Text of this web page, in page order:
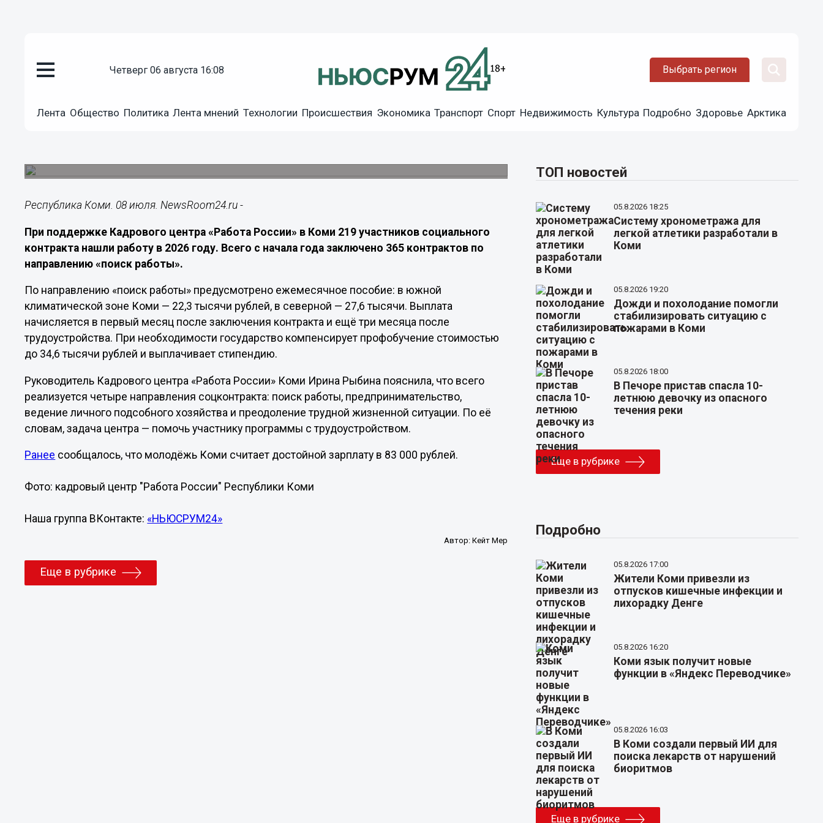
четверг 06 августа 16:08 Выбрать регион
Лента Общество Политика Лента мнений Технологии Происшествия Экономика Транспорт Спорт Недвижимость Культура Подробно Здоровье Арктика
Более 200 жителей Коми нашли работу по соцконтракту в
Республика Коми. 08 июля. NewsRoom24.ru -
При поддержке Кадрового центра «Работа России» в Коми 219 участников социального
контракта нашли работу в 2026 году. Всего с начала года заключено 365 контрактов по
направлению «поиск работы».
По направлению «поиск работы» предусмотрено ежемесячное пособие: в южной
климатической зоне Коми — 22,3 тысячи рублей, в северной — 27,6 тысячи. Выплата
начисляется в первый месяц после заключения контракта и ещё три месяца после
трудоустройства. При необходимости государство компенсирует профобучение стоимостью
до 34,6 тысячи рублей и выплачивает стипендию.
Руководитель Кадрового центра «Работа России» Коми Ирина Рыбина пояснила, что всего
реализуется четыре направления соцконтракта: поиск работы, предпринимательство,
ведение личного подсобного хозяйства и преодоление трудной жизненной ситуации. По её
словам, задача центра — помочь участнику программы с трудоустройством.
Ранее сообщалось, что молодёжь Коми считает достойной зарплату в 83 000 рублей.
Фото: кадровый центр "Работа России" Республики Коми
Наша группа ВКонтакте: «НЬЮСРУМ24»
Автор: Кейт Мер
Еще в рубрике
ТОП новостей
05.8.2026 18:25
Систему хронометража для
легкой атлетики разработали в
Коми
05.8.2026 19:20
Дожди и похолодание помогли
стабилизировать ситуацию с
пожарами в Коми
05.8.2026 18:00
В Печоре пристав спасла 10-
летнюю девочку из опасного
течения реки
Еще в рубрике
Подробно
05.8.2026 17:00
Жители Коми привезли из
отпусков кишечные инфекции и
лихорадку Денге
05.8.2026 16:20
Коми язык получит новые
функции в «Яндекс Переводчике»
05.8.2026 16:03
В Коми создали первый ИИ для
поиска лекарств от нарушений
биоритмов
Еще в рубрике